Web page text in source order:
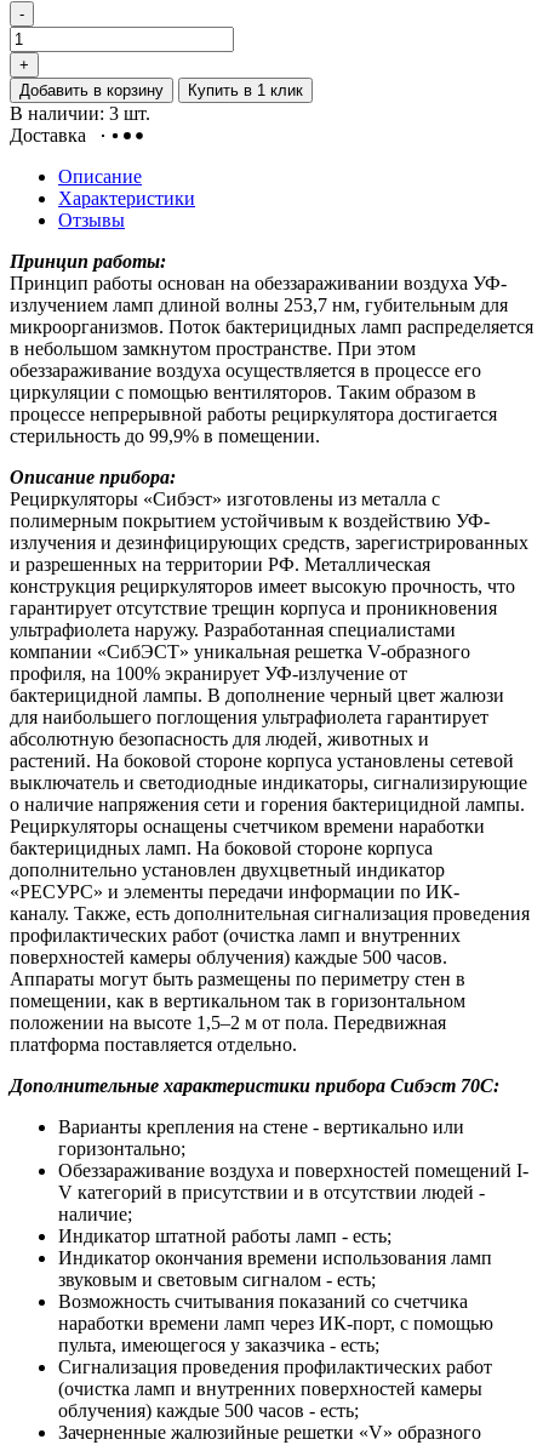
-
+
Добавить в корзину
Купить в 1 клик
В наличии: 3 шт.
Доставка
Описание
Характеристики
Отзывы
Принцип работы:
Принцип работы основан на обеззараживании воздуха УФ-
излучением ламп длиной волны 253,7 нм, губительным для
микроорганизмов. Поток бактерицидных ламп распределяется
в небольшом замкнутом пространстве. При этом
обеззараживание воздуха осуществляется в процессе его
циркуляции с помощью вентиляторов. Таким образом в
процессе непрерывной работы рециркулятора достигается
стерильность до 99,9% в помещении.
Описание прибора:
Рециркуляторы «Сибэст» изготовлены из металла с
полимерным покрытием устойчивым к воздействию УФ-
излучения и дезинфицирующих средств, зарегистрированных
и разрешенных на территории РФ. Металлическая
конструкция рециркуляторов имеет высокую прочность, что
гарантирует отсутствие трещин корпуса и проникновения
ультрафиолета наружу. Разработанная специалистами
компании «СибЭСТ» уникальная решетка V-образного
профиля, на 100% экранирует УФ-излучение от
бактерицидной лампы. В дополнение черный цвет жалюзи
для наибольшего поглощения ультрафиолета гарантирует
абсолютную безопасность для людей, животных и
растений. На боковой стороне корпуса установлены сетевой
выключатель и светодиодные индикаторы, сигнализирующие
о наличие напряжения сети и горения бактерицидной лампы.
Рециркуляторы оснащены счетчиком времени наработки
бактерицидных ламп. На боковой стороне корпуса
дополнительно установлен двухцветный индикатор
«РЕСУРС» и элементы передачи информации по ИК-
каналу. Также, есть дополнительная сигнализация проведения
профилактических работ (очистка ламп и внутренних
поверхностей камеры облучения) каждые 500 часов.
Аппараты могут быть размещены по периметру стен в
помещении, как в вертикальном так в горизонтальном
положении на высоте 1,5–2 м от пола. Передвижная
платформа поставляется отдельно.
Дополнительные характеристики прибора Сибэст 70С:
Варианты крепления на стене - вертикально или
горизонтально;
Обеззараживание воздуха и поверхностей помещений I-
V категорий в присутствии и в отсутствии людей -
наличие;
Индикатор штатной работы ламп - есть;
Индикатор окончания времени использования ламп
звуковым и световым сигналом - есть;
Возможность считывания показаний со счетчика
наработки времени ламп через ИК-порт, с помощью
пульта, имеющегося у заказчика - есть;
Сигнализация проведения профилактических работ
(очистка ламп и внутренних поверхностей камеры
облучения) каждые 500 часов - есть;
Зачерненные жалюзийные решетки «V» образного